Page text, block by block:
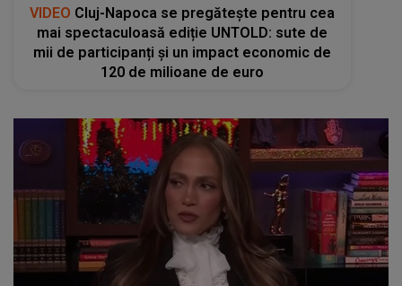
VIDEO Cluj-Napoca se pregătește pentru cea
mai spectaculoasă ediție UNTOLD: sute de
mii de participanți și un impact economic de
120 de milioane de euro